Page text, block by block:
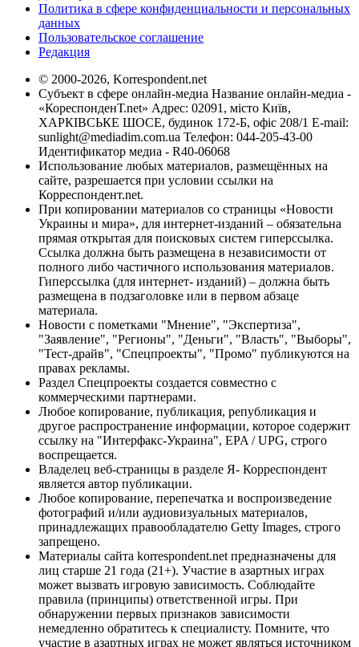
Политика в сфере конфиденциальности и персональных
данных
Пользовательское соглашение
Редакция
© 2000-2026, Korrespondent.net
Субъект в сфере онлайн-медиа Название онлайн-медиа -
«КореспонденТ.net» Адрес: 02091, місто Київ,
ХАРКІВСЬКЕ ШОСЕ, будинок 172-Б, офіс 208/1 E-mail:
sunlight@mediadim.com.ua Телефон: 044-205-43-00
Идентификатор медиа - R40-06068
Использование любых материалов, размещённых на
сайте, разрешается при условии ссылки на
Корреспондент.net.
При копировании материалов со страницы «Новости
Украины и мира», для интернет-изданий – обязательна
прямая открытая для поисковых систем гиперссылка.
Ссылка должна быть размещена в независимости от
полного либо частичного использования материалов.
Гиперссылка (для интернет- изданий) – должна быть
размещена в подзаголовке или в первом абзаце
материала.
Новости с пометками "Мнение", "Экспертиза",
"Заявление", "Регионы", "Деньги", "Власть", "Выборы",
"Тест-драйв", "Спецпроекты", "Промо" публикуются на
правах рекламы.
Раздел Спецпроекты создается совместно с
коммерческими партнерами.
Любое копирование, публикация, републикация и
другое распространение информации, которое содержит
ссылку на "Интерфакс-Украина", EPA / UPG, строго
воспрещается.
Владелец веб-страницы в разделе Я- Корреспондент
является автор публикации.
Любое копирование, перепечатка и воспроизведение
фотографий и/или аудиовизуальных материалов,
принадлежащих правообладателю Getty Images, строго
запрещено.
Материалы сайта korrespondent.net предназначены для
лиц старше 21 года (21+). Участие в азартных играх
может вызвать игровую зависимость. Соблюдайте
правила (принципы) ответственной игры. При
обнаружении первых признаков зависимости
немедленно обратитесь к специалисту. Помните, что
участие в азартных играх не может являться источником